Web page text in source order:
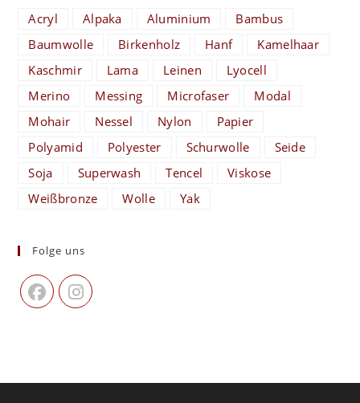
Acryl Alpaka Aluminium
Bambus
Baumwolle
Birkenholz Hanf
Kamelhaar
Kaschmir
Lama Leinen
Lyocell
Merino
Messing Microfaser
Modal
Mohair
Nessel Nylon
Papier
Polyamid
Polyester Schurwolle
Seide
Soja
Superwash Tencel
Viskose
Weißbronze
Wolle Yak
Folge uns